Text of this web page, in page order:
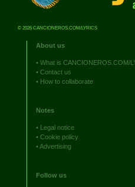
© 2026 CANCIONEROS.COM/LYRICS
About us
• What is CANCIONEROS.COM/
• Contact us
• How to collaborate
Notes
• Legal notice
• Cookie policy
•Advertising
Follow us